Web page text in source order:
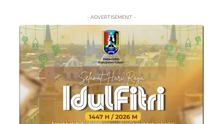
- ADVERTISEMENT -